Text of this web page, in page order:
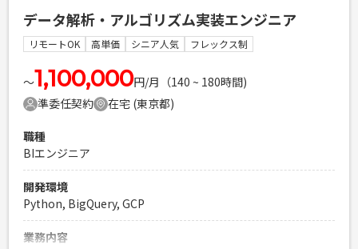
管理 : Github ・CI : GitHub Actions ・データパイプライン実
行制御: dagster ・コミュニケーション : Slack, GitHub
Projects, Notion
必須スキル
・GCP、AWSなどクラウドでのデータ分析基盤の構築・運用
タパイプラインの運用経験 ・データベースに関する知識と
SQLの利用経験 ・Python開発経験 ・チャットコミュニケーシ
ョン(Slack)が中心となるため、チャットコミュニケーション
に抵抗がない方(必要に応じてMTGも実施します)
PHPを用いたWebサービスの開発経験4年以上
Laravelを用いた開発経験1年以上
データ解析・アルゴリズム実装エンジニア
リモートOK 高単価 シニア人気 フレックス制
〜1,100,000円/月（140 ~ 180時間)
準委任契約
在宅 (東京都)
職種
BIエンジニア
開発環境
Python, BigQuery, GCP
業務内容